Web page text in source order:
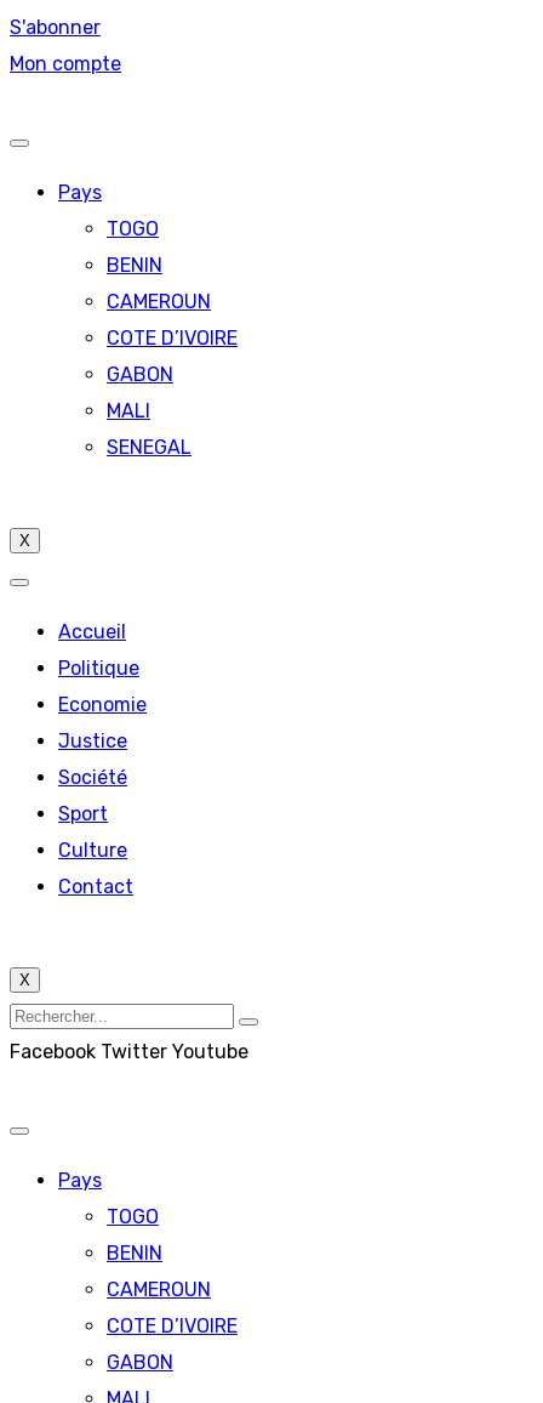
S'abonner
Mon compte
Pays
TOGO
BENIN
CAMEROUN
COTE D’IVOIRE
GABON
MALI
SENEGAL
X
Accueil
Politique
Economie
Justice
Société
Sport
Culture
Contact
X
Facebook Twitter Youtube
Pays
TOGO
BENIN
CAMEROUN
COTE D’IVOIRE
GABON